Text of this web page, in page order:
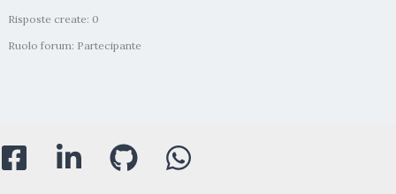
Risposte create: 0
Ruolo forum: Partecipante